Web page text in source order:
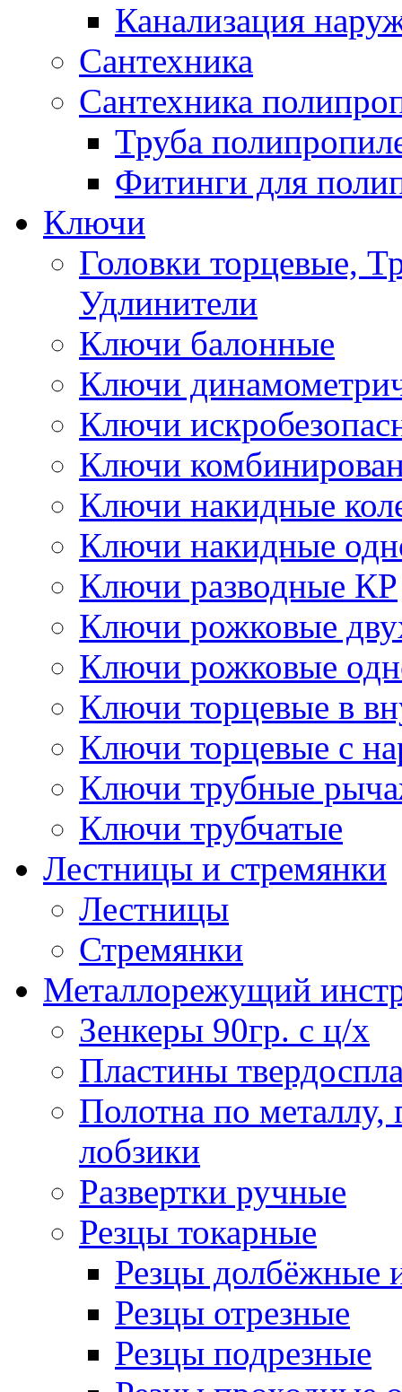
Канализация
Сантехника
Сантехника
Труба
Фитинги для
Ключи
Головки торцевые,
Удлинители
Ключи балонные
Ключи
Ключи
Ключи
Ключи накидные
Ключи накидные
Ключи разводные КР
Ключи рожковые
Ключи рожковые
Ключи торцевые в
Ключи торцевые с
Ключи трубные
Ключи трубчатые
Лестницы и стремянки
Лестницы
Стремянки
Металлорежущий
Зенкеры 90гр. с ц/х
Пластины
Полотна по
лобзики
Развертки ручные
Резцы токарные
Резцы долбёжные
Резцы отрезные
Резцы подрезные